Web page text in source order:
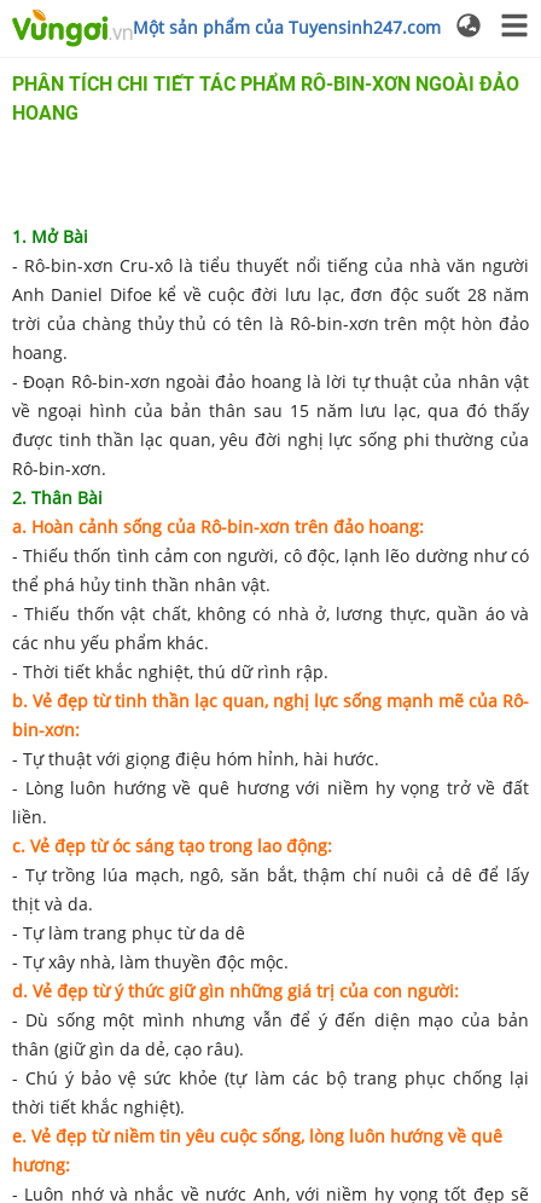
Một sản phẩm của Tuyensinh247.com
PHÂN TÍCH CHI TIẾT TÁC PHẨM RÔ-BIN-XƠN NGOÀI ĐẢO
HOANG
1. Mở Bài
- Rô-bin-xơn Cru-xô‎ là tiểu thuyết nổi tiếng của nhà văn người
Anh Daniel Difoe kể về cuộc đời lưu lạc, đơn độc suốt 28 năm
trời của chàng thủy thủ có tên là Rô-bin-xơn trên một hòn đảo
hoang.
- Đoạn Rô-bin-xơn ngoài đảo hoang là lời tự thuật của nhân vật
về ngoại hình của bản thân sau 15 năm lưu lạc, qua đó thấy
được tinh thần lạc quan, yêu đời nghị lực sống phi thường của
Rô-bin-xơn.
2. Thân Bài
a. Hoàn cảnh sống của Rô-bin-xơn trên đảo hoang:
- Thiếu thốn tình cảm con người, cô độc, lạnh lẽo dường như có
thể phá hủy tinh thần nhân vật.
- Thiếu thốn vật chất, không có nhà ở, lương thực, quần áo và
các nhu yếu phẩm khác.
- Thời tiết khắc nghiệt, thú dữ rình rập.
b. Vẻ đẹp từ tinh thần lạc quan, nghị lực sống mạnh mẽ của Rô-
bin-xơn:
- Tự thuật với giọng điệu hóm hỉnh, hài hước.
- Lòng luôn hướng về quê hương với niềm hy vọng trở về đất
liền.
c. Vẻ đẹp từ óc sáng tạo trong lao động:
- Tự trồng lúa mạch, ngô, săn bắt, thậm chí nuôi cả dê để lấy
thịt và da.
- Tự làm trang phục từ da dê
- Tự xây nhà, làm thuyền độc mộc.
d. Vẻ đẹp từ ý thức giữ gìn những giá trị của con người:
- Dù sống một mình nhưng vẫn để ý đến diện mạo của bản
thân (giữ gìn da dẻ, cạo râu).
- Chú ý bảo vệ sức khỏe (tự làm các bộ trang phục chống lại
thời tiết khắc nghiệt).
e. Vẻ đẹp từ niềm tin yêu cuộc sống, lòng luôn hướng về quê
hương:
- Luôn nhớ và nhắc về nước Anh, với niềm hy vọng tốt đẹp sẽ